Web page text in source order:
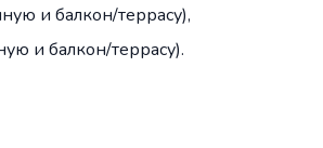
и балкон/террасу),
и балкон/террасу).